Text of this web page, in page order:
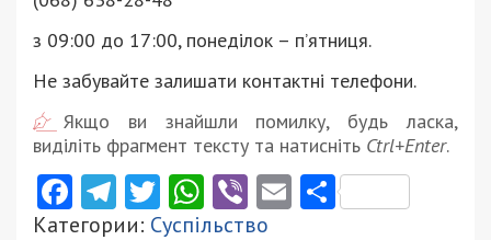
з 09:00 до 17:00, понеділок – п’ятниця.
Не забувайте залишати контактні телефони.
Якщо ви знайшли помилку, будь ласка,
виділіть фрагмент тексту та натисніть Ctrl+Enter.
Facebook
Telegram
Twitter
WhatsApp
ViberEmail
Категории: Суспільство